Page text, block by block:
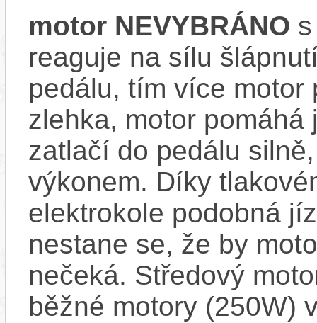
motor NEVYBRÁNO
reaguje na sílu
pedálu, tím více motor
zlehka, motor
zatlačí do pedálu
výkonem. Díky
elektrokole podobná
nestane se, že by
nečeká. Středový
běžné motory (250W)